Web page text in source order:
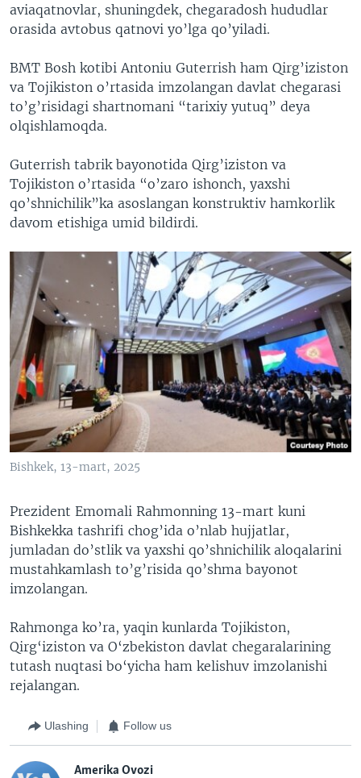
aviaqatnovlar, shuningdek, chegaradosh hududlar
orasida avtobus qatnovi yo’lga qo’yiladi.
BMT Bosh kotibi Antoniu Guterrish ham Qirg’iziston
va Tojikiston o’rtasida imzolangan davlat chegarasi
to’g’risidagi shartnomani “tarixiy yutuq” deya
olqishlamoqda.
Guterrish tabrik bayonotida Qirg’iziston va
Tojikiston o’rtasida “o’zaro ishonch, yaxshi
qo’shnichilik”ka asoslangan konstruktiv hamkorlik
davom etishiga umid bildirdi.
Bishkek, 13-mart, 2025
Prezident Emomali Rahmonning 13-mart kuni
Bishkekka tashrifi chog’ida o’nlab hujjatlar,
jumladan do’stlik va yaxshi qo’shnichilik aloqalarini
mustahkamlash to’g’risida qo’shma bayonot
imzolangan.
Rahmonga ko’ra, yaqin kunlarda Tojikiston,
Qirg‘iziston va O‘zbekiston davlat chegaralarining
tutash nuqtasi bo‘yicha ham kelishuv imzolanishi
rejalangan.
Ulashing Follow us
Amerika Ovozi